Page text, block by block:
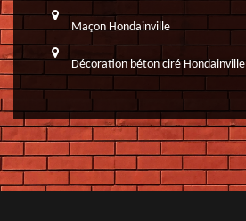
Maçon Hondainville
Décoration béton ciré Hondainville